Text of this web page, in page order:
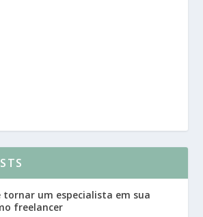
tornar um especialista em sua
freelancer